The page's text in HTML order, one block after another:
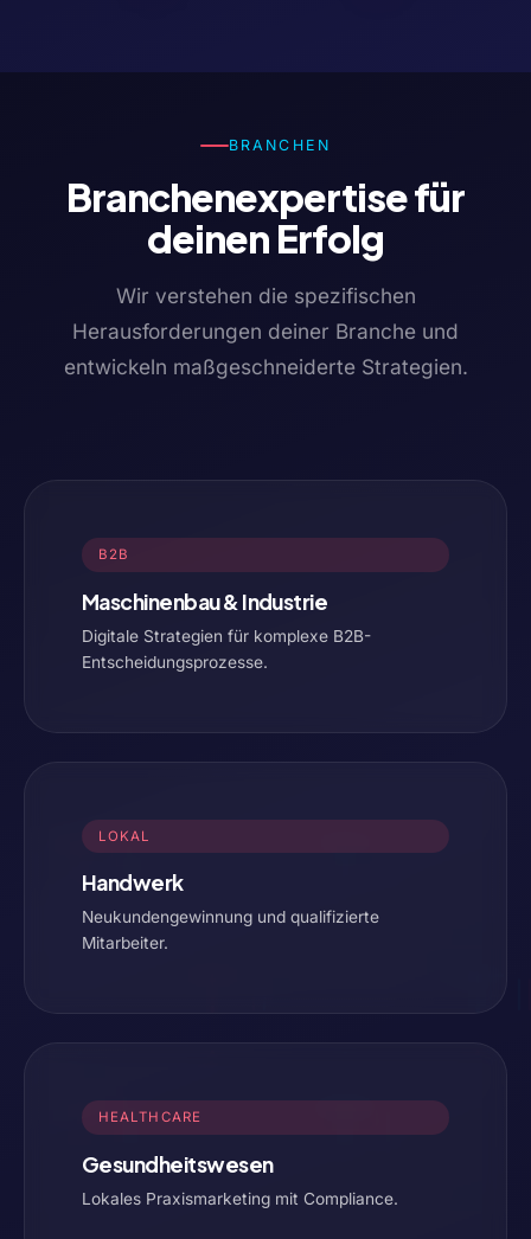
BRANCHEN
Branchenexpertise für
deinen Erfolg
Wir verstehen die spezifischen
Herausforderungen deiner Branche und
entwickeln maßgeschneiderte Strategien.
B2B
Maschinenbau & Industrie
Digitale Strategien für komplexe B2B-
Entscheidungsprozesse.
LOKAL
Handwerk
Neukundengewinnung und qualifizierte
Mitarbeiter.
HEALTHCARE
Gesundheitswesen
Lokales Praxismarketing mit Compliance.